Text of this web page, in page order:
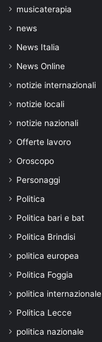
musicaterapia
news
News Italia
News Online
notizie internazionali
notizie locali
notizie nazionali
Offerte lavoro
Oroscopo
Personaggi
Politica
Politica bari e bat
Politica Brindisi
politica europea
Politica Foggia
politica internazionale
Politica Lecce
politica nazionale